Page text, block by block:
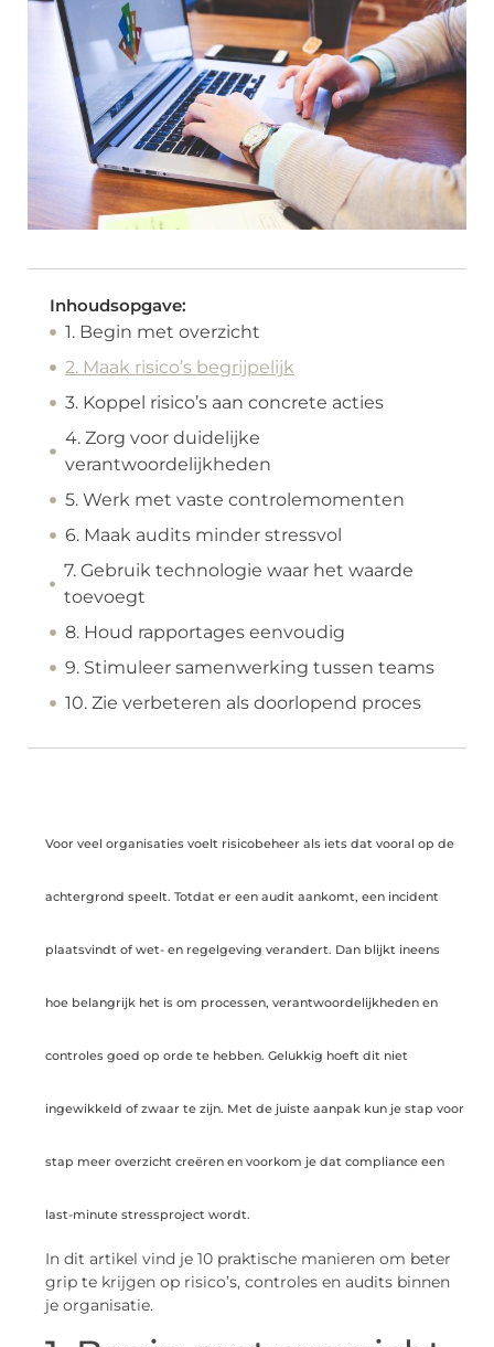
Inhoudsopgave:
1. Begin met overzicht
2. Maak risico’s begrijpelijk
3. Koppel risico’s aan concrete acties
4. Zorg voor duidelijke
verantwoordelijkheden
5. Werk met vaste controlemomenten
6. Maak audits minder stressvol
7. Gebruik technologie waar het waarde
toevoegt
8. Houd rapportages eenvoudig
9. Stimuleer samenwerking tussen teams
10. Zie verbeteren als doorlopend proces
Voor veel organisaties voelt risicobeheer als iets dat vooral op de
achtergrond speelt. Totdat er een audit aankomt, een incident
plaatsvindt of wet- en regelgeving verandert. Dan blijkt ineens
hoe belangrijk het is om processen, verantwoordelijkheden en
controles goed op orde te hebben. Gelukkig hoeft dit niet
ingewikkeld of zwaar te zijn. Met de juiste aanpak kun je stap voor
stap meer overzicht creëren en voorkom je dat compliance een
last-minute stressproject wordt.
In dit artikel vind je 10 praktische manieren om beter
grip te krijgen op risico’s, controles en audits binnen
je organisatie.